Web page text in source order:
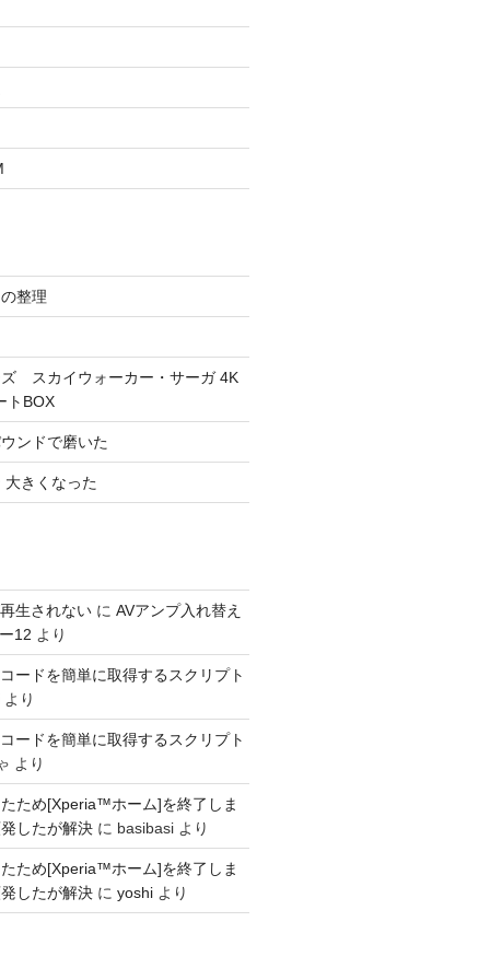
整理
ズ スカイウォーカー・サーガ 4K
トBOX
ンドで磨いた
大きくなった
生されないに AVアンプ入れ替え
12 より
ードを簡単に取得するスクリプト
より
ードを簡単に取得するスクリプト
より
たため[Xperia™ホーム]を終了しま
したが解決に basibasiより
たため[Xperia™ホーム]を終了しま
したが解決に yoshiより